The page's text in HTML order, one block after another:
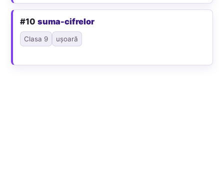
#10suma-cifrelor
Clasa 9 ușoară